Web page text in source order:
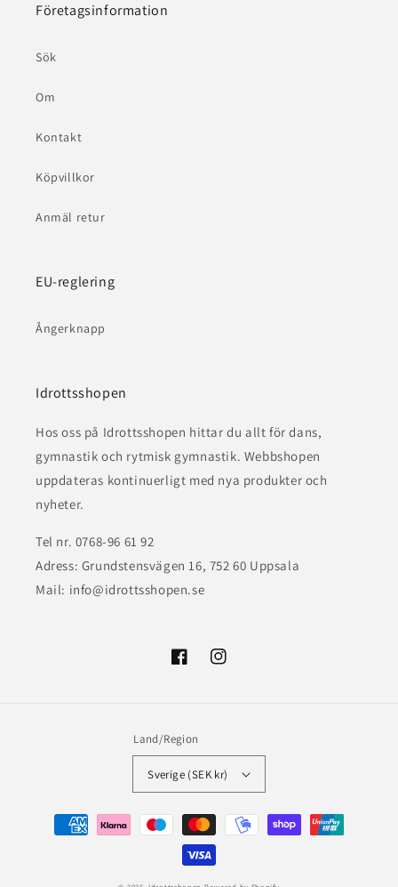
Företagsinformation
Sök
Om
Kontakt
Köpvillkor
Anmäl retur
EU-reglering
Ångerknapp
Idrottsshopen
Hos oss på Idrottsshopen hittar du allt för dans,
gymnastik och rytmisk gymnastik. Webbshopen
uppdateras kontinuerligt med nya produkter och
nyheter.
Tel nr. 0768-96 61 92
Adress: Grundstensvägen 16, 752 60 Uppsala
Mail: info@idrottsshopen.se
FacebookInstagram
Land/Region
Sverige (SEK kr)
Betalningsmetoder